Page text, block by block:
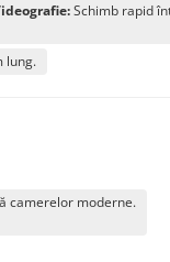
Schimb rapid
lung.
camerelor moderne.